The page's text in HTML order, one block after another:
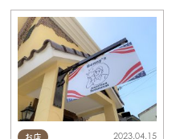
お店 2023.04.15